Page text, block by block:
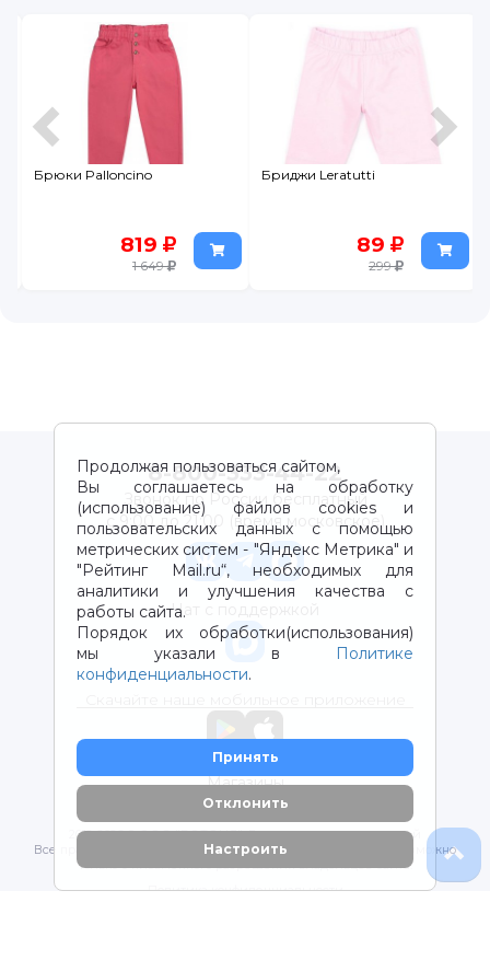
Брюки Palloncino
819
1 649
Бриджи Leratutti
89
299
Продолжая пользоваться сайтом,
Вы соглашаетесь на обработку
(использование) файлов cookies и
пользовательских данных с помощью
метрических систем - "Яндекс Метрика" и
"Рейтинг Mail.ru“, необходимых для
аналитики и улучшения качества с
работы сайта.
Порядок их обработки(использования)
мы указали в
Политике
конфиденциальности.
Принять
Отклонить
Настроить
8-800-333-44-22
Звонок по России бесплатный
с 9:00 до 21:00 (время московское)
Чат с поддержкой
Магазины
2012-2026 © ООО "ВОТОНЯ". Детские товары с доставкой
Все права защищены. Любое использование материалов возможно
только с письменного разрешения владельцев сайта.
Политика конфиденциальности